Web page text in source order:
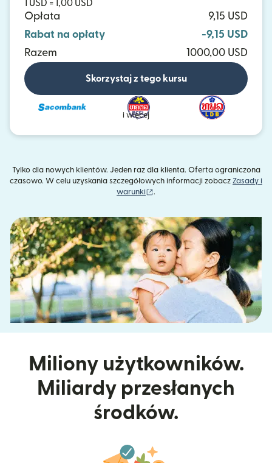
1 USD = 1,00 USD
Opłata
9,15 USD
Rabat na opłaty
-9,15 USD
Razem
1000,00 USD
Skorzystaj z tego kursu
i więcej
Tylko dla nowych klientów. Jeden raz dla klienta. Oferta ograniczona
czasowo. W celu uzyskania szczegółowych informacji zobacz Zasady i
warunki
.
Miliony użytkowników.
Miliardy przesłanych
środków.